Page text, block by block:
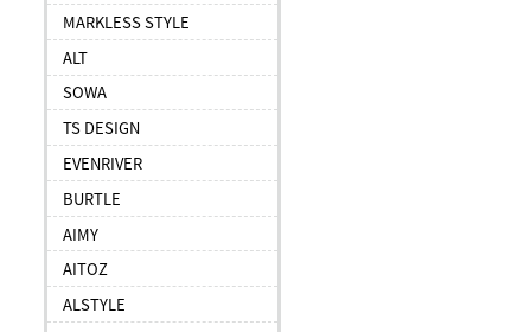
MARKLESS STYLE
ALT
SOWA
TS DESIGN
EVENRIVER
BURTLE
AIMY
AITOZ
ALSTYLE